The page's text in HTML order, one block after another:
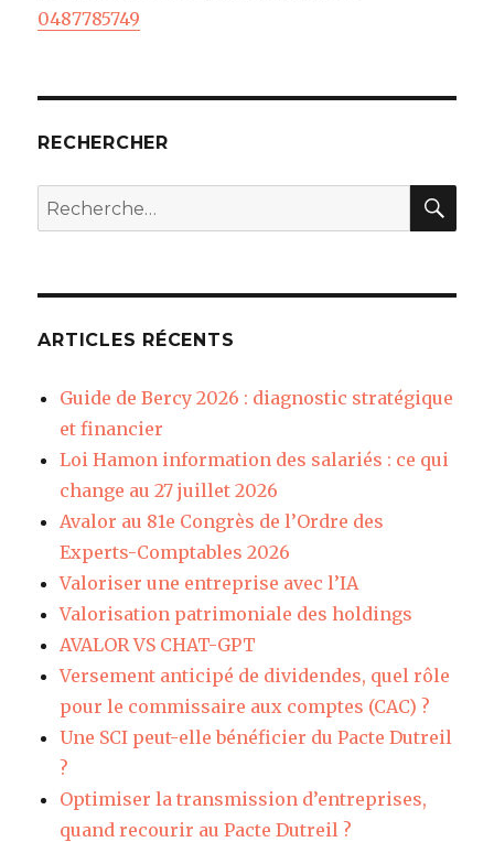
0487785749
RECHERCHER
Recherche
pour
ARTICLES RÉCENTS
Guide de Bercy 2026 : diagnostic stratégique
et financier
Loi Hamon information des salariés : ce qui
change au 27 juillet 2026
Avalor au 81e Congrès de l’Ordre des
Experts-Comptables 2026
Valoriser une entreprise avec l’IA
Valorisation patrimoniale des holdings
AVALOR VS CHAT-GPT
Versement anticipé de dividendes, quel rôle
pour le commissaire aux comptes (CAC) ?
Une SCI peut-elle bénéficier du Pacte Dutreil
?
Optimiser la transmission d’entreprises,
quand recourir au Pacte Dutreil ?